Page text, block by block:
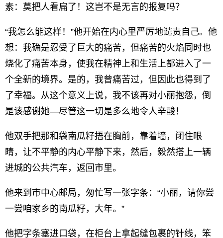
素：莫把人看扁了！这岂不是无言的报复吗？
“我怎么能这样！”他开始在内心里严厉地谴责自己。他
想：我确是忍受了巨大的痛苦，但痛苦的火焰同时也
烧化了痛苦本身，使我在精神上和生活上都进入了一
个全新的境界。是的，我曾痛苦过，但因此也得到了
了幸福。从这个意义上说，我不该再对小丽抱怨，倒
是该感谢她—尽管这一切是多么地令人辛酸！
他双手把那和袋南瓜籽捂在胸前，靠着墙，闭住眼
睛，让不平静的内心平静下来，然后，毅然搭上一辆
进城的公共汽车，返回市里。
他来到市中心邮局，匆忙写一张字条：“小丽，请你尝
一尝咱家乡的南瓜籽，大年。”
他把字条塞进口袋，在柜台上拿起缝包裹的针线，笨